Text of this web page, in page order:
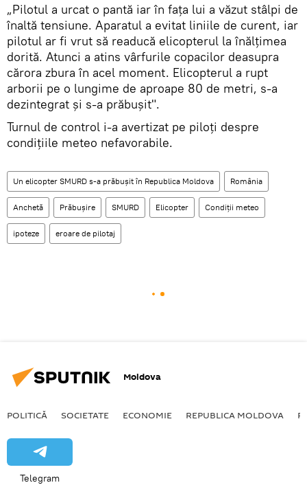
„Pilotul a urcat o pantă iar în faţa lui a văzut stâlpi de
înaltă tensiune. Aparatul a evitat liniile de curent, iar
pilotul ar fi vrut să readucă elicopterul la înălţimea
dorită. Atunci a atins vârfurile copacilor deasupra
cărora zbura în acel moment. Elicopterul a rupt
arborii pe o lungime de aproape 80 de metri, s-a
dezintegrat şi s-a prăbuşit".
Turnul de control i-a avertizat pe piloţi despre
condiţiile meteo nefavorabile.
Un elicopter SMURD s-a prăbuşit în Republica Moldova România
Anchetă Prăbuşire SMURD Elicopter Condiţii meteo
ipoteze eroare de pilotaj
Moldova
POLITICĂ SOCIETATE ECONOMIE REPUBLICA MOLDOVA
Telegram